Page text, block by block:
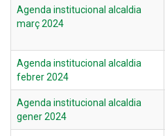
Agenda institucional alcaldia
març 2024
Agenda institucional alcaldia
febrer 2024
Agenda institucional alcaldia
gener 2024